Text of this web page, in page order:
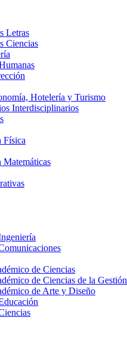
Letras
Ciencias
Hotelería y Turismo
Interdisciplinarios
Física
Matemáticas
de Ciencias
de Ciencias de la Gestión
de Arte y Diseño